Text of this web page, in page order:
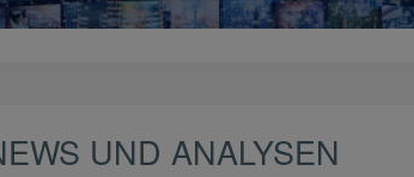
UND ANALYSEN